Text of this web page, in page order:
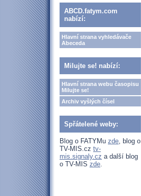
ABCD.fatym.com
nabízí:
Hlavní strana vyhledávače
Abeceda
Milujte se! nabízí:
Hlavní strana webu časopisu
Milujte se!
Archiv vyšlých čísel
Spřátelené weby:
Blog o FATYMu zde, blog o
TV-MIS.cz tv-
mis.signaly.cz a další blog
o TV-MIS zde.